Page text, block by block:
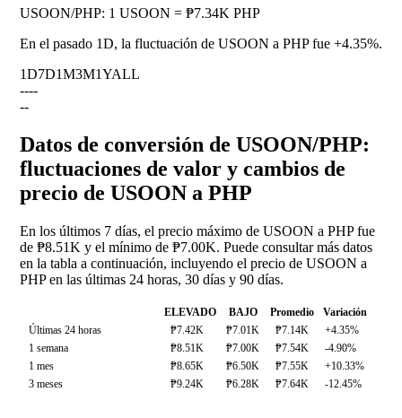
USOON/PHP: 1 USOON = ₱7.34K PHP
En el pasado 1D, la fluctuación de USOON a PHP fue +4.35%.
1D7D1M3M1YALL
----
--
Datos de conversión de USOON/PHP:
fluctuaciones de valor y cambios de
precio de USOON a PHP
En los últimos 7 días, el precio máximo de USOON a PHP fue
de ₱8.51K y el mínimo de ₱7.00K. Puede consultar más datos
en la tabla a continuación, incluyendo el precio de USOON a
PHP en las últimas 24 horas, 30 días y 90 días.
ELEVADO BAJO Promedio
Variación
Últimas 24 horas
₱7.42K ₱7.01K ₱7.14K
+4.35%
1 semana
₱8.51K ₱7.00K ₱7.54K
-4.90%
1 mes
₱8.65K ₱6.50K ₱7.55K
+10.33%
3 meses
₱9.24K ₱6.28K ₱7.64K -12.45%